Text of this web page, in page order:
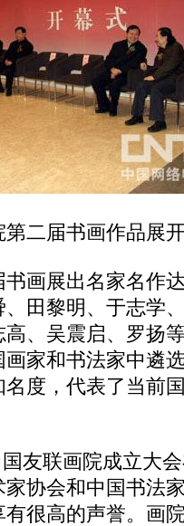
第二届书画作品展
展出名家名作
田黎明、于志学
、吴震启、罗扬
家和书法家中遴
度，代表了当前
联画院成立大会
协会和中国书法
很高的声誉。画